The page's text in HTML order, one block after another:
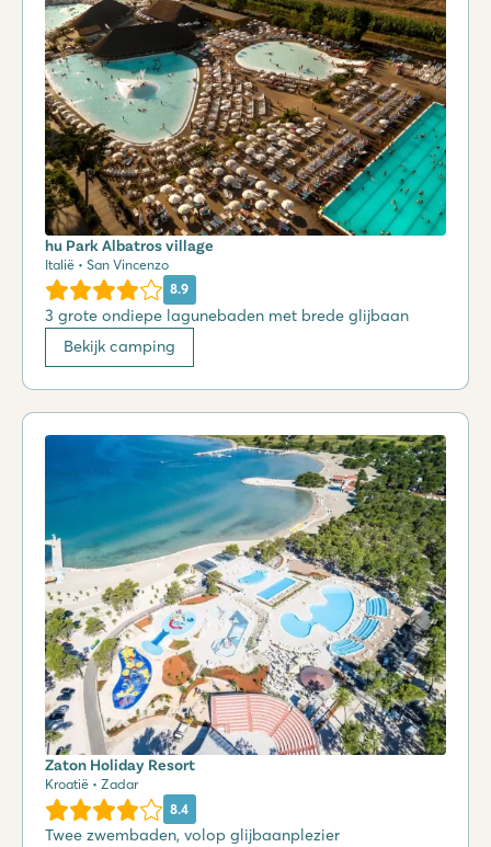
hu Park Albatros village
Italië • San Vincenzo
8.9
3 grote ondiepe lagunebaden met brede glijbaan
Bekijk camping
Zaton Holiday Resort
Kroatië • Zadar
8.4
Twee zwembaden, volop glijbaanplezier